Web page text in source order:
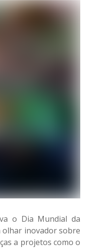
o Dia Mundial da
olhar inovador sobre
a projetos como o